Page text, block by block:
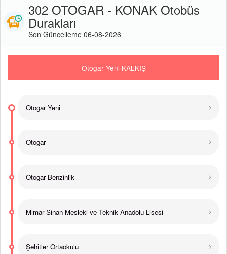
302 OTOGAR - KONAK Otobüs
Durakları
Son Güncelleme 06-08-2026
Otogar Yeni KALKIŞ
Otogar Yeni
Otogar
Otogar Benzinlik
Mimar Sinan Mesleki ve Teknik Anadolu Lisesi
Şehitler Ortaokulu